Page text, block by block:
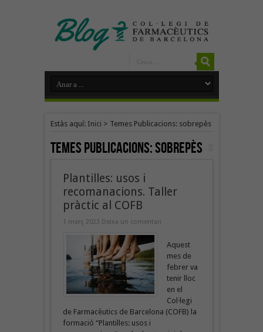
Estàs aquí: Inici > Temes Publicacions: sobrepès
Temes Publicacions:sobrepès
Plantilles: usos i
recomanacions. Taller
pràctic al COFB
1 març 2023 Deixa un comentari
Aquest
mes de
febrer va
tenir lloc
en el
Col·legi
de Farmacèutics de Barcelona (COFB) la
formació “Plantilles: usos i